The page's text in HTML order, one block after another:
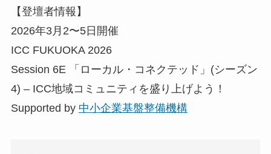
【登壇者情報】
2026年3月2〜5日開催
ICC FUKUOKA 2026
Session 6E 「ローカル・コネクテッド」(シーズン
4) – ICC地域コミュニティを盛り上げよう！
Supported by 中小企業基盤整備機構